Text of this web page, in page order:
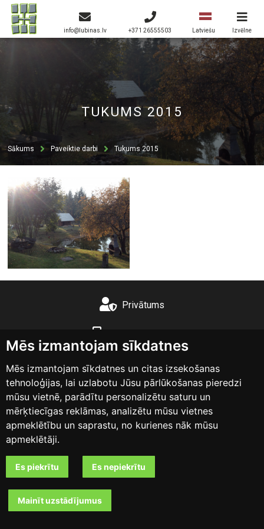
Mēs izmantojam sīkdatnes
Mēs izmantojam sīkdatnes un citas izsekošanas
tehnoloģijas, lai uzlabotu Jūsu pārlūkošanas pieredzi
mūsu vietnē, parādītu personalizētu saturu un
mērķtiecīgas reklāmas, analizētu mūsu vietnes
apmeklētību un saprastu, no kurienes nāk mūsu
apmeklētāji.
Es piekrītu Es nepiekrītu
Mainīt uzstādījumus
info@lubinas.lv +371 26555503 Latviešu Izvēlne
TUKUMS 2015
Sākums Paveiktie darbi Tukums 2015
Privātums
info@lubinas.lv
Instagram
Mājas lapas izstrāde